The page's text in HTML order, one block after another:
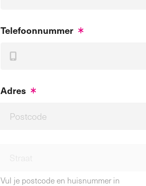
Telefoonnummer
Adres
Vul je postcode en huisnummer in